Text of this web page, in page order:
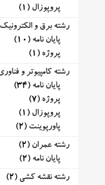
پروپوزال (1)
رشته برق و الکترونیک
پایان نامه (10)
پروژه (1)
رشته کامپیوتر و
پایان نامه (34)
پروژه (7)
پروپوزال (1)
پاورپوینت (2)
رشته عمران (2)
پایان نامه (2)
رشته نقشه کشی (2)